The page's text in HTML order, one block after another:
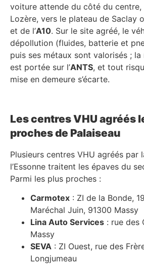
voiture attende du côté du
Lozère, vers le plateau de Saclay
et de l’A10. Sur le site agréé, le
dépollution (fluides, batterie et
puis ses métaux sont valorisés ; la
est portée sur l’ANTS, et tout
mise en demeure s’écarte.
Les centres VHU agréés
proches de Palaiseau
Plusieurs centres VHU agréés par
l’Essonne traitent les épaves du
Parmi les plus proches :
Carmotex : ZI de la Bonde,
Maréchal Juin, 91300 Massy
Lina Auto Services : rue des
Massy
SEVA : ZI Ouest, rue des
Longjumeau